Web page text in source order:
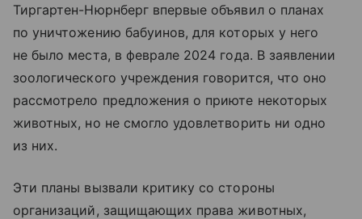
Тиргартен-Нюрнберг впервые объявил о планах
по уничтожению бабуинов, для которых у него
не было места, в феврале 2024 года. В заявлении
зоологического учреждения говорится, что оно
рассмотрело предложения о приюте некоторых
животных, но не смогло удовлетворить ни одно
из них.
Эти планы вызвали критику со стороны
организаций, защищающих права животных,